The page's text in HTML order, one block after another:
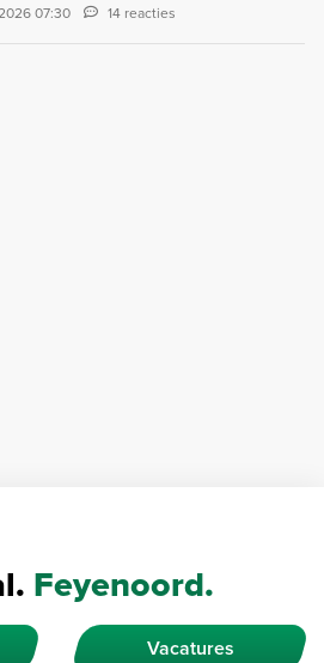
07:30 14 reacties
Feyenoord.
Vacatures